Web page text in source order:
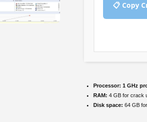
📋 Copy
Processor: 1 GHz
RAM: 4 GB for crack
Disk space: 64 GB